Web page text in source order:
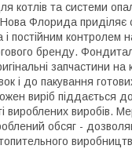
котлів та системи
Флорида приділяє
постійним контролем
бренду.
запчастини
до пакування готових
виріб піддається
виробів.
обсяг -